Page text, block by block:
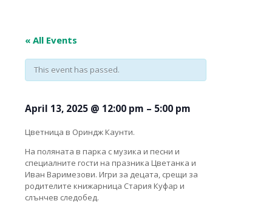
« All Events
This event has passed.
April 13, 2025 @ 12:00 pm – 5:00 pm
Цветница в Ориндж Каунти.
На поляната в парка с музика и песни и
специалните гости на празника Цветанка и
Иван Варимезови. Игри за децата, срещи за
родителите книжарница Стария Куфар и
слънчев следобед.